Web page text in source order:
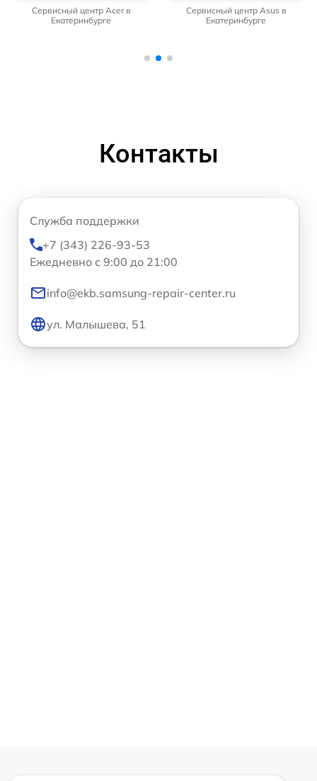
Сервисный центр Acer в
Екатеринбурге
Сервисный центр Asus в
Екатеринбурге
Контакты
Служба поддержки
+7 (343) 226-93-53
Ежедневно с 9:00 до 21:00
info@ekb.samsung-repair-center.ru
ул. Малышева, 51